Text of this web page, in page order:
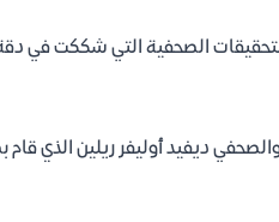
الصحفية التي شككت في دقة
ديفيد أوليفر ريلين الذي